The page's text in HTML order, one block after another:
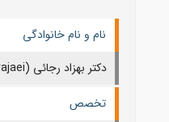
نام و نام خانوادگی
دکتر بهزاد رجائی (Dr. behzad rajaei)
تخصص